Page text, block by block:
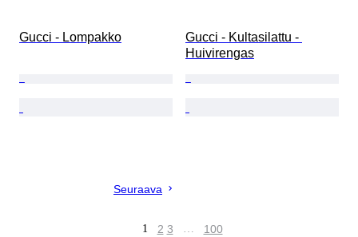
Gucci - Lompakko
Gucci - Kultasilattu -
Huivirengas
Seuraava
1 2 3 … 100